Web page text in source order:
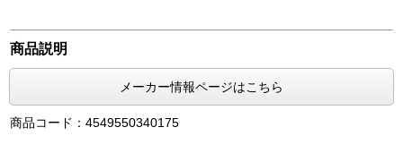
商品説明
メーカー情報ページはこちら
商品コード：4549550340175